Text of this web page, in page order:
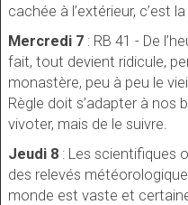
cachée à l’extérieur, c’est
Mercredi 7: RB 41 - De
fait, tout devient ridicule,
monastère, peu à peu le
Règle doit s’adapter à nos
vivoter, mais de le suivre.
Jeudi 8: Les scientifiques
des relevés
monde est vaste et